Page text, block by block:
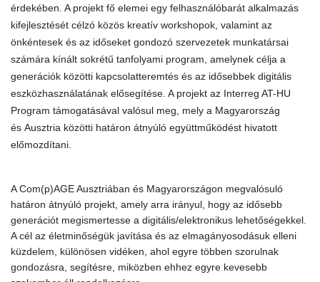
érdekében. A projekt fő elemei egy felhasználóbarát alkalmazás
kifejlesztését célzó közös kreatív workshopok, valamint az
önkéntesek és az időseket gondozó szervezetek munkatársai
számára kínált sokrétű tanfolyami program, amelynek célja a
generációk közötti kapcsolatteremtés és az idősebbek digitális
eszközhasználatának elősegítése. A projekt az Interreg AT-HU
Program támogatásával valósul meg, mely a Magyarország
és Ausztria közötti határon átnyúló együttműködést hivatott
előmozdítani.
A Com(p)AGE Ausztriában és Magyarországon megvalósuló
határon átnyúló projekt, amely arra irányul, hogy az idősebb
generációt megismertesse a digitális/elektronikus lehetőségekkel.
A cél az életminőségük javítása és az elmagányosodásuk elleni
küzdelem, különösen vidéken, ahol egyre többen szorulnak
gondozásra, segítésre, miközben ehhez egyre kevesebb